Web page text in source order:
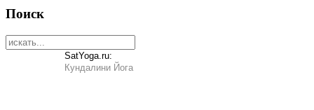
Поиск
SatYoga.ru:
Кундалини Йога